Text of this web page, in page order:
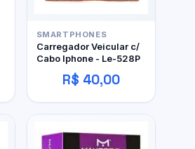
SMARTPHONES
Carregador Veicular c/
Cabo Iphone - Le-528P
R$ 40,00